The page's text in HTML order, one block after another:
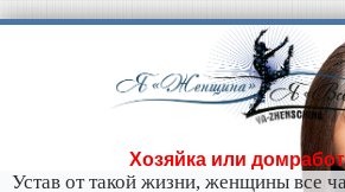
-- Самое большое богатство — это ум. Самая
страхов самый пугающий —
-- Лучшее, что можно сделать с хорошим советом, это
никогда не бывает полезен никому, кроме
-- Люблю давать советы и очень не люблю,
Хозяйка или
Устав от такой жизни, женщины все